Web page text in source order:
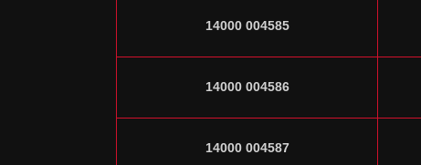
14000 004585
14000 004586
14000 004587